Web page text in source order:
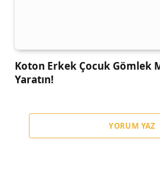
Koton Erkek Çocuk Gömlek
Yaratın!
YORUM YAZ